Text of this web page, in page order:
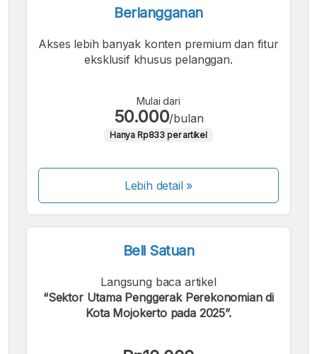
Berlangganan
Akses lebih banyak konten premium dan fitur
eksklusif khusus pelanggan.
Mulai dari
50.000/bulan
Hanya Rp833 per artikel
Lebih detail »
Beli Satuan
Langsung baca artikel
“Sektor Utama Penggerak Perekonomian di
Kota Mojokerto pada 2025”.